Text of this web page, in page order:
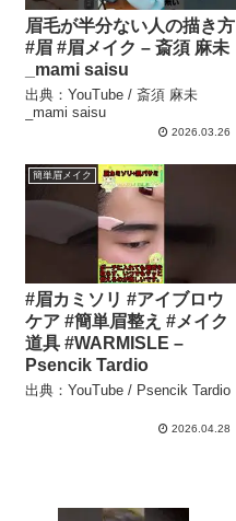
眉毛が半分ない人の描き方
#眉 #眉メイク – 斎須 麻未
_mami saisu
出典：YouTube / 斎須 麻未
_mami saisu
2026.03.26
簡単眉メイク
#眉カミソリ #アイブロウ
ケア #簡単眉整え #メイク
道具 #WARMISLE –
Psencik Tardio
出典：YouTube / Psencik Tardio
2026.04.28